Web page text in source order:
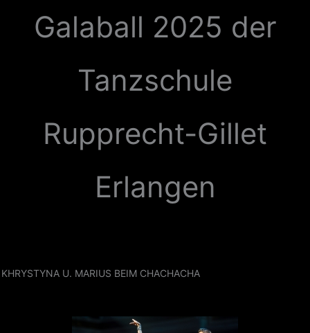
Galaball 2025 der
Tanzschule
Rupprecht-Gillet
Erlangen
KHRYSTYNA U. MARIUS BEIM CHACHACHA